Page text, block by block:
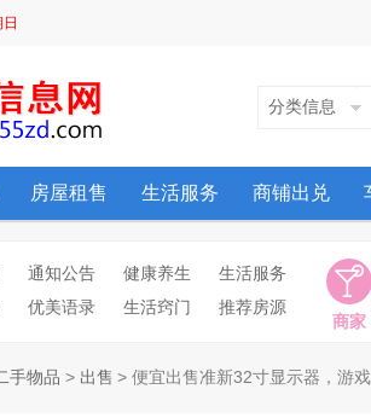
分类信息
房屋租售 生活服务 商铺出兑
通知公告 健康养生
生活服务
优美语录 生活窍门 推荐房源
商家
手物品 > 出售 > 便宜出售准新32寸显示器，游